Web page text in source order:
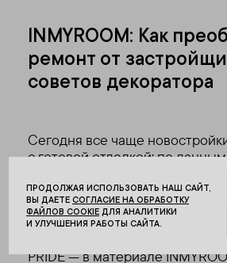
INMYROOM: Как
ремонт от
советов декоратора
Сегодня все чаще
с готовой отделкой: по
в Москве застройщики в
продают в экспозиции 15,4%
с отделкой, и 15,9% — в
О деталях в интерьере на
премиального семейного
PRIDE — в материале
ПРОДОЛЖАЯ ИСПОЛЬЗОВАТЬ НАШ САЙТ,
ВЫ ДАЕТЕ СОГЛАСИЕ НА ОБРАБОТКУ
ФАЙЛОВ COOKIE ДЛЯ АНАЛИТИКИ
И УЛУЧШЕНИЯ РАБОТЫ САЙТА.